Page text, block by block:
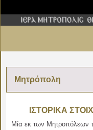
Μητρόπολη
ΙΣΤΟΡΙΚΑ
Μία εκ των Μητροπόλεων